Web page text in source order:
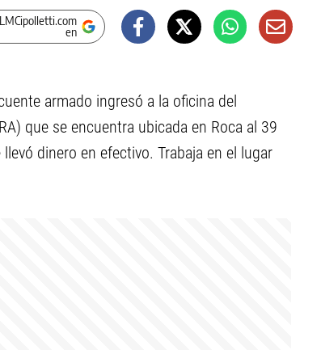
en
armado ingresó a la oficina del
que se encuentra ubicada en Roca al 39
dinero en efectivo. Trabaja en el lugar